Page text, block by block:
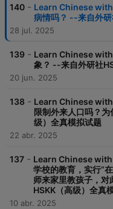
140 - Learn Chinese with
病情吗？ --来自外
28 jul. 2025
139 - Learn Chinese with
象？ --来自外研社
20 jun. 2025
138 - Learn Chinese with
限制外来人口吗？
级）全真模拟试题
22 abr. 2025
137 - Learn Chinese with
学校的教育，实行“
师来家里教孩子，
HSKK（高级）全真
10 abr. 2025